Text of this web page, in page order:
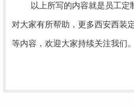
以上所写的内容就是员工定
对大家有所帮助，更多西安西装
等内容，欢迎大家持续关注我们。